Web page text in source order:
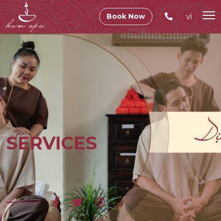
Book Now vi
SERVICES